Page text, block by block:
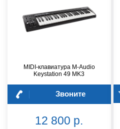
MIDI-клавиатура M-Audio
Keystation 49 MK3
Звоните
12 800 р.